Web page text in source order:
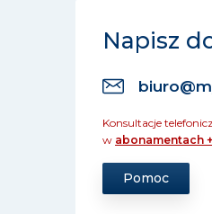
Napisz
Konsultacje
w abonamentach +
Pomoc